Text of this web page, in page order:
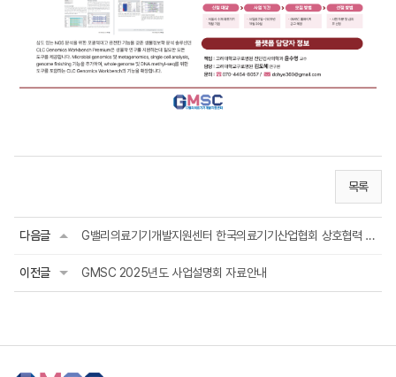
목록
다음글 G밸리의료기기개발지원센터 한국의료기기산업협회 상호협력 업무협약(MOU) 체결
이전글 GMSC 2025년도 사업설명회 자료안내